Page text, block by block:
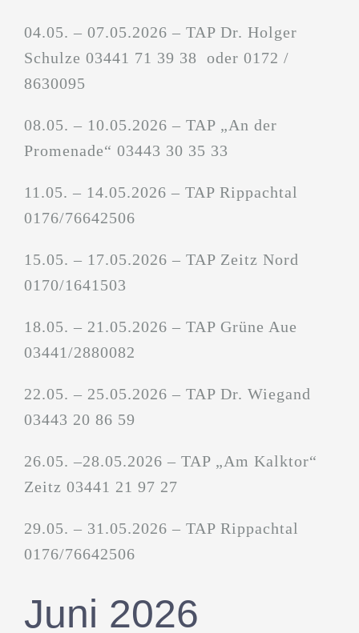
04.05. – 07.05.2026 – TAP Dr. Holger
Schulze 03441 71 39 38 oder 0172 /
8630095
08.05. – 10.05.2026 – TAP „An der
Promenade“ 03443 30 35 33
11.05. – 14.05.2026 – TAP Rippachtal
0176/76642506
15.05. – 17.05.2026 – TAP Zeitz Nord
0170/1641503
18.05. – 21.05.2026 – TAP Grüne Aue
03441/2880082
22.05. – 25.05.2026 – TAP Dr. Wiegand
03443 20 86 59
26.05. –28.05.2026 – TAP „Am Kalktor“
Zeitz 03441 21 97 27
29.05. – 31.05.2026 – TAP Rippachtal
0176/76642506
Juni 2026